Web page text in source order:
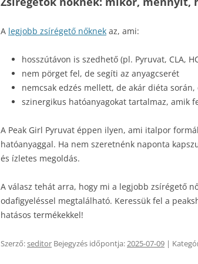
A legjobb zsírégető nőknek az, ami:
hosszútávon is szedhető (pl. Pyruvat, CLA,
nem pörget fel, de segíti az anyagcserét
nemcsak edzés mellett, de akár diéta
szinergikus hatóanyagokat tartalmaz, amik
A Peak Girl Pyruvat éppen ilyen, ami italpor
hatóanyaggal. Ha nem szeretnénk naponta
és ízletes megoldás.
A válasz tehát arra, hogy mi a legjobb zsírégető
odafigyeléssel megtalálható. Keressük fel a
hatásos termékekkel!
Szerző:seditor Bejegyzés időpontja:2025-07-09 |